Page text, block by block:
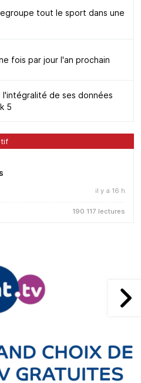
tout le sport dans une
fois par jour l'an prochain
l'intégralité de ses données
5
il y a 16 h
190 117 lectures